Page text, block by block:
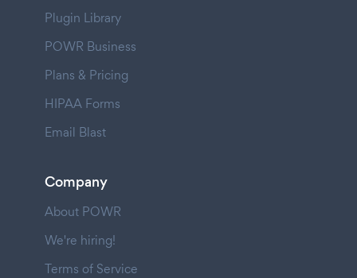
Plugin Library
POWR Business
Plans & Pricing
HIPAA Forms
Email Blast
Company
About POWR
We're hiring!
Terms of Service